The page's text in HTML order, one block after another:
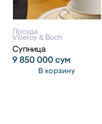
Посуда
Villeroy & Boch
Супница
9 850 000сум
В корзину